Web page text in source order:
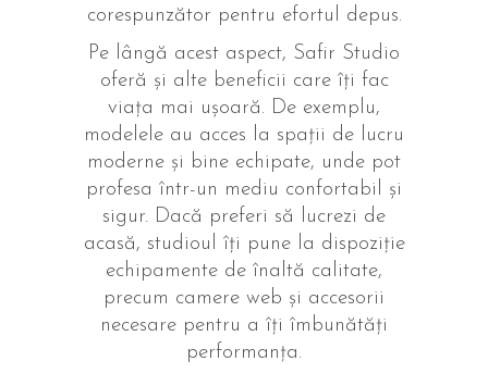
corespunzător pentru efortul depus.
Pe lângă acest aspect, Safir Studio
oferă și alte beneficii care îți fac
viața mai ușoară. De exemplu,
modelele au acces la spații de lucru
moderne și bine echipate, unde pot
profesa într-un mediu confortabil și
sigur. Dacă preferi să lucrezi de
acasă, studioul îți pune la dispoziție
echipamente de înaltă calitate,
precum camere web și accesorii
necesare pentru a îți îmbunătăți
performanța.